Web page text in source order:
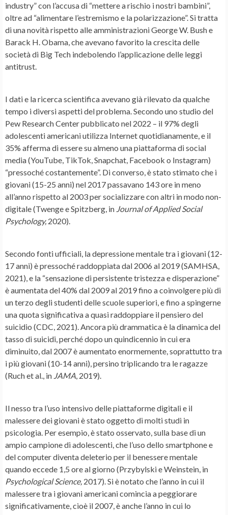
industry” con l’accusa di “mettere a rischio i nostri bambini”,
oltre ad “alimentare l’estremismo e la polarizzazione”. Si tratta
di una novità rispetto alle amministrazioni George W. Bush e
Barack H. Obama, che avevano favorito la crescita delle
società di Big Tech indebolendo l’applicazione delle leggi
antitrust.
I dati e la ricerca scientifica avevano già rilevato da qualche
tempo i diversi aspetti del problema. Secondo uno studio del
Pew Research Center pubblicato nel 2022 – il 97% degli
adolescenti americani utilizza Internet quotidianamente, e il
35% afferma di essere su almeno una piattaforma di social
media (YouTube, TikTok, Snapchat, Facebook o Instagram)
“pressoché costantemente”. Di converso, è stato stimato che i
giovani (15-25 anni) nel 2017 passavano 143 ore in meno
all’anno rispetto al 2003 per socializzare con altri in modo non-
digitale (Twenge e Spitzberg, in Journal of Applied Social
Psychology, 2020).
Secondo fonti ufficiali, la depressione mentale tra i giovani (12-
17 anni) è pressoché raddoppiata dal 2006 al 2019 (SAMHSA,
2021), e la “sensazione di persistente tristezza e disperazione”
è aumentata del 40% dal 2009 al 2019 fino a coinvolgere più di
un terzo degli studenti delle scuole superiori, e fino a spingerne
una quota significativa a quasi raddoppiare il pensiero del
suicidio (CDC, 2021). Ancora più drammatica è la dinamica del
tasso di suicidi, perché dopo un quindicennio in cui era
diminuito, dal 2007 è aumentato enormemente, soprattutto tra
i più giovani (10-14 anni), persino triplicando tra le ragazze
(Ruch et al., in JAMA, 2019).
Il nesso tra l’uso intensivo delle piattaforme digitali e il
malessere dei giovani è stato oggetto di molti studi in
psicologia. Per esempio, è stato osservato, sulla base di un
ampio campione di adolescenti, che l’uso dello smartphone e
del computer diventa deleterio per il benessere mentale
quando eccede 1,5 ore al giorno (Przybylski e Weinstein, in
Psychological Science, 2017). Si è notato che l’anno in cui il
malessere tra i giovani americani comincia a peggiorare
significativamente, cioè il 2007, è anche l’anno in cui lo